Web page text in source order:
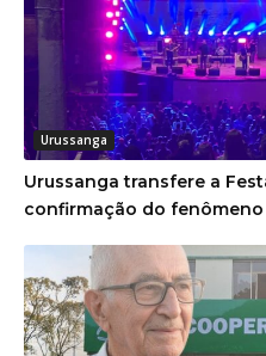
Urussanga
Urussanga transfere a
confirmação do fenômeno